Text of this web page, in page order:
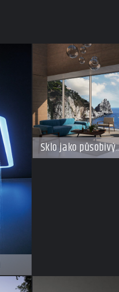
Sklo jako působivý
architektonický